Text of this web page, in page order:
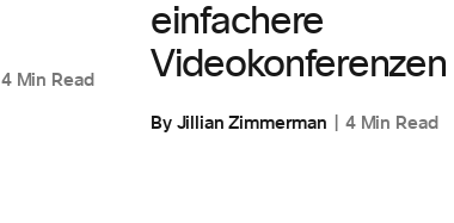
4 Min Read
einfachere
Videokonferenzen
By Jillian Zimmerman 4 Min Read